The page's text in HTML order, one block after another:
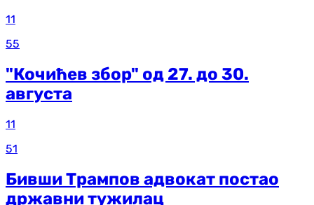
11
55
"Кочићев збор" од 27. до 30.
августа
11
51
Бивши Трампов адвокат постао
државни тужилац